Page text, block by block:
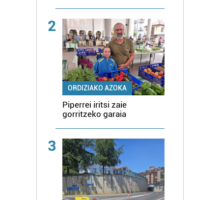
2
ORDIZIAKO AZOKA
Piperrei iritsi zaie
gorritzeko garaia
3